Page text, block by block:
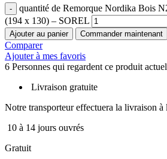
quantité de Remorque Nordika Bois
(194 x 130) – SOREL
Ajouter au panier Commander maintenant
Comparer
Ajouter à mes favoris
6 Personnes qui regardent ce produit
Livraison gratuite
Notre transporteur effectuera la livraison à
10 à 14 jours ouvrés
Gratuit